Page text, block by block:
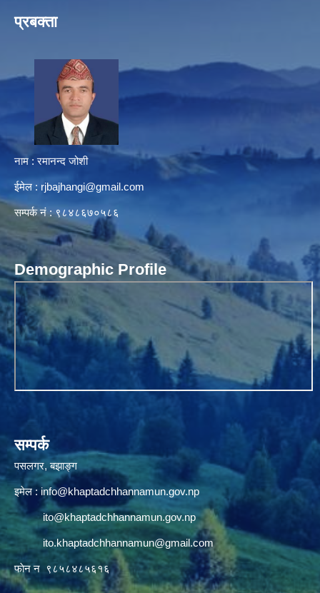
प्रबक्ता
नाम : रमानन्द जोशी
ईमेल : rjbajhangi@gmail.com
सम्पर्क नं : ९८४८६७०५८६
Demographic Profile
सम्पर्क
पसलगर, बझाङ्ग
इमेल : info@khaptadchhannamun.gov.np
ito@khaptadchhannamun.gov.np
ito.khaptadchhannamun@gmail.com
फाेन न‌‍‍ ९८५८४८५६१६